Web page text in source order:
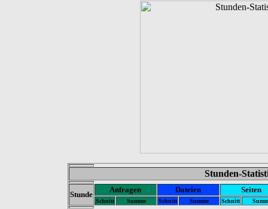
Stunden-
Stunde
Anfragen Dateien Seiten
Schnitt Summe Schnitt Summe Schnitt